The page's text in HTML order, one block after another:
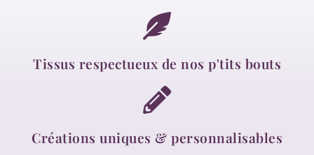
Tissus respectueux de nos p'tits bouts
Créations uniques & personnalisables